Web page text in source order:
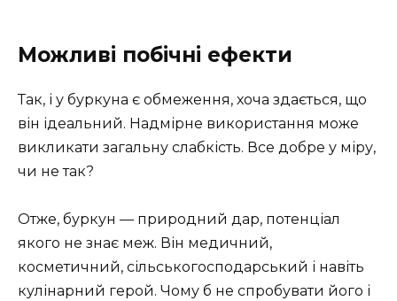
Можливі побічні ефекти
Так, і у буркуна є обмеження, хоча здається, що
він ідеальний. Надмірне використання може
викликати загальну слабкість. Все добре у міру,
чи не так?
Отже, буркун — природний дар, потенціал
якого не знає меж. Він медичний,
косметичний, сільськогосподарський і навіть
кулінарний герой. Чому б не спробувати його і